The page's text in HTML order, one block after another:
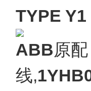
TYPE
ABB原
线,